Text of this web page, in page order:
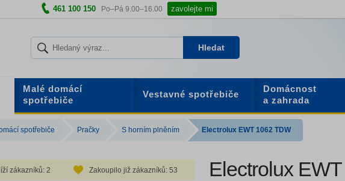
461 100 150 Po–Pá 9.00–16.00 zavolejte mi
Hledat
Malé domácí
spotřebiče
Vestavné spotřebiče
Domácnost
a zahrada
spotřebiče Pračky S horním plněním Electrolux EWT 1062 TDW
zákazníků: 2 Zakoupilo již zákazníků: 53 Electrolux